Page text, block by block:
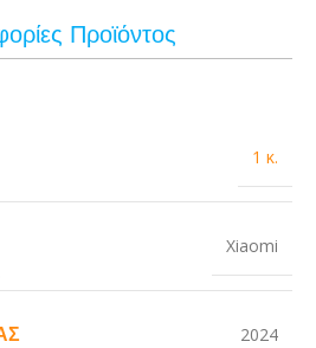
Προϊόντος
1 κ.
Xiaomi
2024